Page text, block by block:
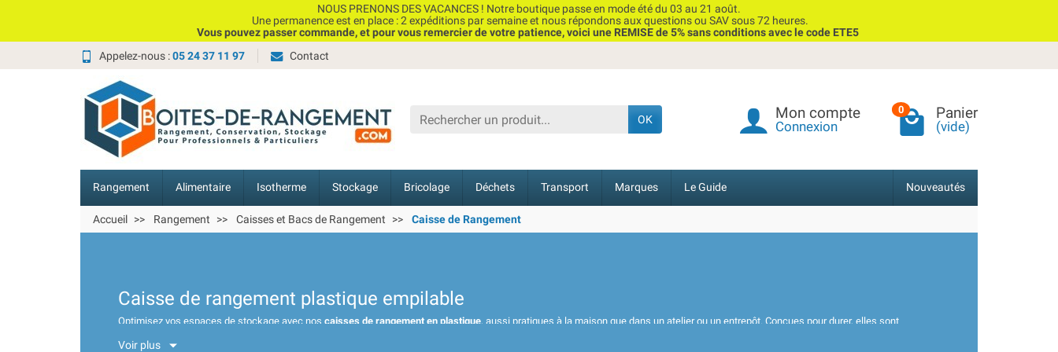
NOUS PRENONS DES VACANCES ! Notre boutique passe en mode été du 03 au 21 août.
Une permanence est en place : 2 expéditions par semaine et nous répondons aux questions ou SAV sous 72 heures.
Vous pouvez passer commande, et pour vous remercier de votre patience, voici une REMISE de 5% sans conditions avec le code ETE5
Appelez-nous :05 24 37 11 97 Contact
OK Mon compte
Connexion
0 Panier
(vide)
Rangement Alimentaire Isotherme Stockage Bricolage Déchets Transport Marques Le Guide Nouveautés
Accueil Rangement Caisses et Bacs de Rangement Caisse de Rangement
Caisse de rangement plastique empilable
Optimisez vos espaces de stockage avec nos caisses de rangement en plastique, aussi pratiques à la maison que dans un atelier ou un entrepôt. Conçues pour durer, elles sont
Voir plus